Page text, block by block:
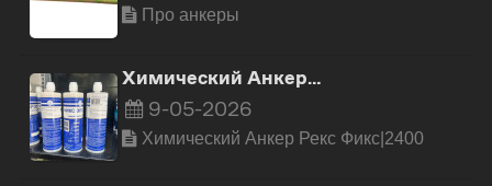
Про анкеры
Химический Анкер…
9-05-2026
Химический Анкер Рекс Фикс|2400